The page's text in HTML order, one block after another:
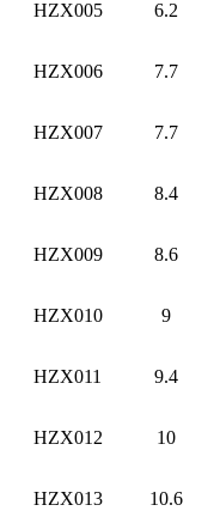
HZX005 6.2
HZX006 7.7
HZX007 7.7
HZX008 8.4
HZX009 8.6
HZX010 9
HZX011 9.4
HZX012 10
HZX013 10.6